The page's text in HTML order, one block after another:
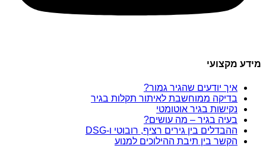
מידע מקצועי
איך יודעים שהגיר גמור?
בדיקה ממוחשבת לאיתור תקלות בגיר
נקישות בגיר אוטומטי
בעיה בגיר – מה עושים?
ההבדלים בין גירים רציף, רובוטי ו-DSG
הקשר בין תיבת ההילוכים למנוע